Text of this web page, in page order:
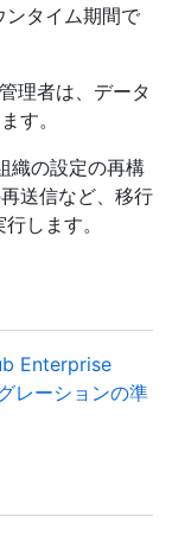
ンタイム期間で
理者は、データ
す。
織の設定の再構
送信など、移行
します。
Enterprise
レーションの準